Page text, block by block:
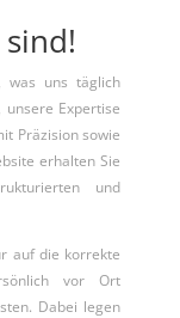
was uns täglich
Expertise
Präzision sowie
erhalten Sie
und
auf die korrekte
vor Ort
Dabei legen